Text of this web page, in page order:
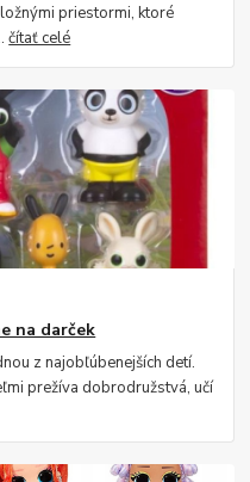
priestormi, ktoré
čítať celé
na darček
z najobľúbenejších detí.
prežíva dobrodružstvá, učí